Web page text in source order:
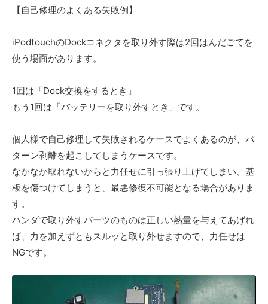
【自己修理のよくある失敗例】
iPodtouchのDockコネクタを取り外す際は2回はんだごてを
使う場面があります。
1回は「Dock交換をするとき」
もう1回は「バッテリーを取り外すとき」です。
個人様で自己修理して失敗されるケースでよくあるのが、パ
ターン剥離を起こしてしまうケースです。
なかなか取れないからと力任せに引っ張り上げてしまい、基
板を傷つけてしまうと、最悪修復不可能となる場合がありま
す。
ハンダで取り外すパーツのものは正しい熱量を与えてあげれ
ば、力を加えずともスルッと取り外せますので、力任せは
NGです。